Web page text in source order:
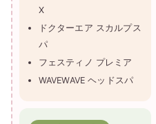
X
ドクターエア スカルプス
パ
フェスティノ プレミア
WAVEWAVE ヘッドスパ